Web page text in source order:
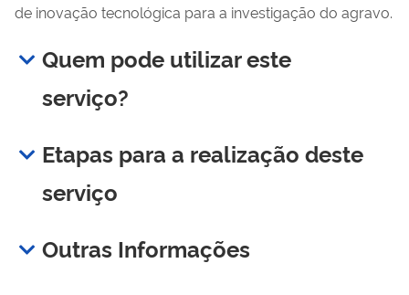
de inovação tecnológica para a investigação do agravo.
Quem pode utilizar este
serviço?
Etapas para a realização deste
serviço
Outras Informações